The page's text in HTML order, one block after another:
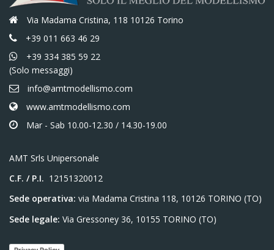
Via Madama Cristina, 118 10126 Torino
+39 011 663 46 29
+39 334 385 59 22
(Solo messaggi)
info@amtmodellismo.com
www.amtmodellismo.com
Mar - Sab 10.00-12.30 / 14.30-19.00
AMT Srls Unipersonale
C.F. / P.I. 12151320012
Sede operativa: via Madama Cristina 118, 10126 TORINO (TO)
Sede legale: Via Gressoney 36, 10155 TORINO (TO)